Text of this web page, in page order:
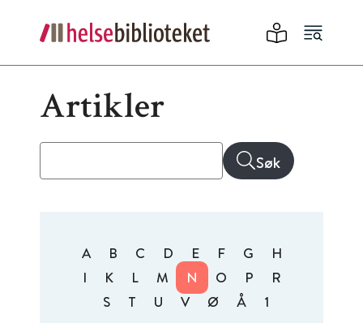
Artikler
Søk
A B C D E F G
H
I
K L M N O P
R
S
T U V Ø Å 1